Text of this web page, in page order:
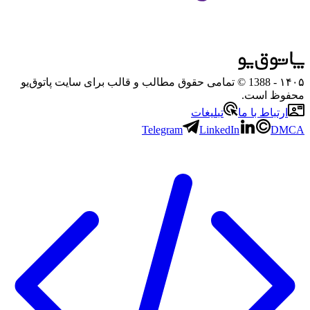
۱۴۰۵
- 1388 © تمامی حقوق مطالب و قالب برای سایت پاتوق‌یو
محفوظ است.
ارتباط با ما
تبلیغات
Telegram
LinkedIn DMCA